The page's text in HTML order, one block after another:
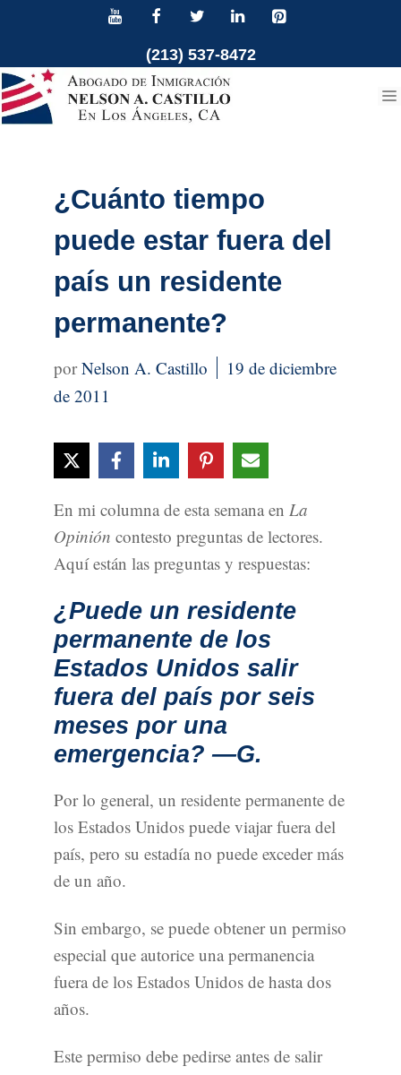
contenido
(213) 537-8472
¿Cuánto tiempo
puede estar fuera del
país un residente
permanente?
Nelson A. Castillo
19 de diciembre
de 2011
En mi columna de esta semana en La
Opinión contesto preguntas de lectores.
Aquí están las preguntas y respuestas:
¿Puede un residente
permanente de los
Estados Unidos salir
fuera del país por seis
meses por una
emergencia? —G.
Por lo general, un residente permanente de
los Estados Unidos puede viajar fuera del
país, pero su estadía no puede exceder más
de un año.
Sin embargo, se puede obtener un permiso
especial que autorice una permanencia
fuera de los Estados Unidos de hasta dos
años.
Este permiso debe pedirse antes de salir